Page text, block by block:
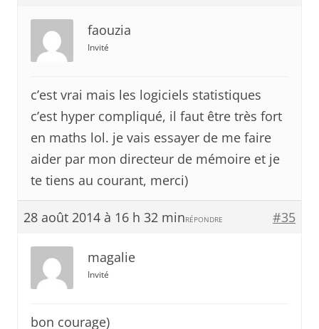
faouzia
Invité
c’est vrai mais les logiciels statistiques
c’est hyper compliqué, il faut être très fort
en maths lol. je vais essayer de me faire
aider par mon directeur de mémoire et je
te tiens au courant, merci)
28 août 2014 à 16 h 32 min #35
RÉPONDRE
magalie
Invité
bon courage)